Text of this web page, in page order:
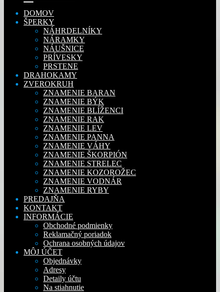
DOMOV
ŠPERKY
NÁHRDELNÍKY
NÁRAMKY
NÁUŠNICE
PRÍVESKY
PRSTENE
DRAHOKAMY
ZVEROKRUH
ZNAMENIE BARAN
ZNAMENIE BÝK
ZNAMENIE BLÍŽENCI
ZNAMENIE RAK
ZNAMENIE LEV
ZNAMENIE PANNA
ZNAMENIE VÁHY
ZNAMENIE ŠKORPIÓN
ZNAMENIE STRELEC
ZNAMENIE KOZOROŽEC
ZNAMENIE VODNÁR
ZNAMENIE RYBY
PREDAJŇA
KONTAKT
INFORMÁCIE
Obchodné podmienky
Reklamačný poriadok
Ochrana osobných údajov
MÔJ ÚČET
Objednávky
Adresy
Detaily účtu
Na stiahnutie